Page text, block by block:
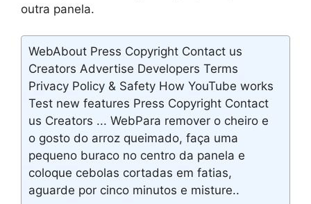
outra panela.
WebAbout Press Copyright Contact us
Creators Advertise Developers Terms
Privacy Policy & Safety How YouTube works
Test new features Press Copyright Contact
us Creators ... WebPara remover o cheiro e
o gosto do arroz queimado, faça uma
pequeno buraco no centro da panela e
coloque cebolas cortadas em fatias,
aguarde por cinco minutos e misture..